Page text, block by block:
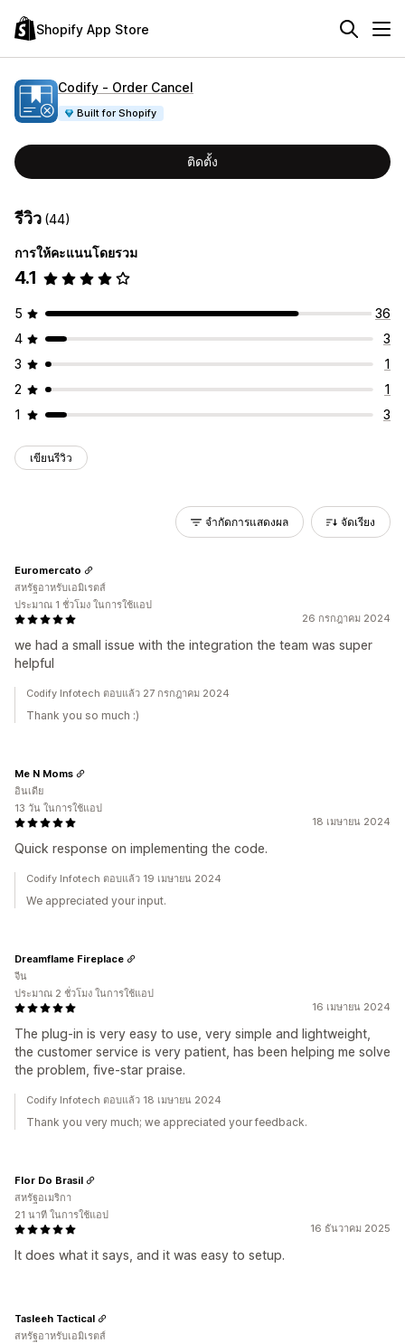
Shopify App Store
Codify ‑ Order Cancel
Built for Shopify
ติดตั้ง
รีวิว (44)
การให้คะแนนโดยรวม
4.1
5
36
4
3
3
1
2
1
1
3
เขียนรีวิว
จำกัดการแสดงผล จัดเรียง
26 กรกฎาคม 2024
we had a small issue with the integration the team was super
helpful
Euromercato
สหรัฐอาหรับเอมิเรตส์
ประมาณ 1 ชั่วโมง ในการใช้แอป
Codify Infotech ตอบแล้ว 27 กรกฎาคม 2024
Thank you so much :)
18 เมษายน 2024
Quick response on implementing the code.
Me N Moms
อินเดีย
13 วัน ในการใช้แอป
Codify Infotech ตอบแล้ว 19 เมษายน 2024
We appreciated your input.
16 เมษายน 2024
The plug-in is very easy to use, very simple and lightweight,
the customer service is very patient, has been helping me solve
the problem, five-star praise.
Dreamflame Fireplace
จีน
ประมาณ 2 ชั่วโมง ในการใช้แอป
Codify Infotech ตอบแล้ว 18 เมษายน 2024
Thank you very much; we appreciated your feedback.
16 ธันวาคม 2025
It does what it says, and it was easy to setup.
Flor Do Brasil
สหรัฐอเมริกา
21 นาที ในการใช้แอป
Tasleeh Tactical
สหรัฐอาหรับเอมิเรตส์